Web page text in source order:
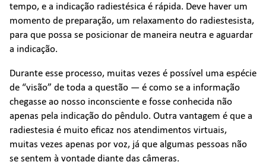
tempo, e a indicação radiestésica é rápida. Deve haver um
momento de preparação, um relaxamento do radiestesista,
para que possa se posicionar de maneira neutra e aguardar
a indicação.
Durante esse processo, muitas vezes é possível uma espécie
de “visão” de toda a questão — é como se a informação
chegasse ao nosso inconsciente e fosse conhecida não
apenas pela indicação do pêndulo. Outra vantagem é que a
radiestesia é muito eficaz nos atendimentos virtuais,
muitas vezes apenas por voz, já que algumas pessoas não
se sentem à vontade diante das câmeras.